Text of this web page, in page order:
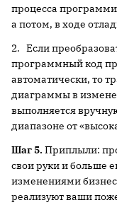
процесса
а потом, в ходе
2. Если
программный код
автоматически, то
диаграммы в
выполняется
диапазоне от
Шаг 5. Приплыли:
свои руки и больше
изменениями
реализуют ваши